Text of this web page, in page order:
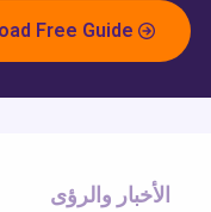
Free Guide
الأخبار والرؤى